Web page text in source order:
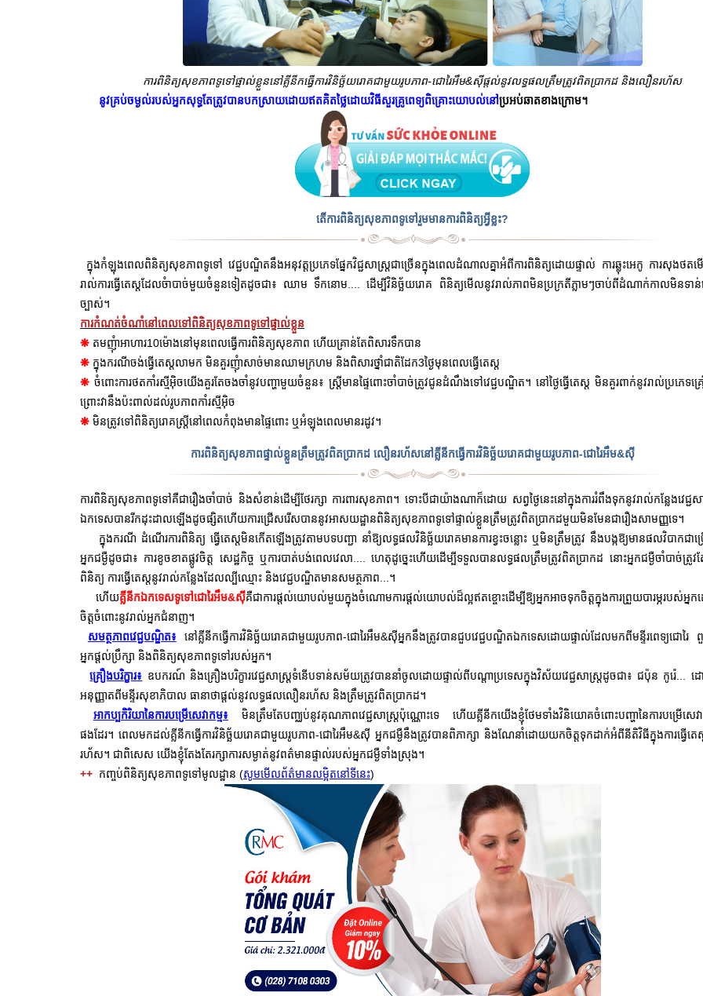
ការពិនិត្យសុខភាពទូទៅផ្ទាល់ខ្លួននៅគ្លីនីកធ្វើការវិនិច្ឆ័យរោគជាមួយរូបភាព-ជោរៃអឹម&ស៊ីផ្តល់នូវលទ្ធផលត្រឹមត្រូវពិតប្រាកដ និងលឿនរហ័ស
នូវគ្រប់ចម្ងល់របស់អ្នកសុទ្ធតែត្រូវបានបកស្រាយដោយឥតគិតថ្លៃដោយវិធីសួរគ្រូពេទ្យពិគ្រោះយោបល់នៅប្រអប់ឆាតខាងក្រោម។
​តើការពិនិត្យសុខភាពទូទៅរួមមានការពិនិត្យអ្វីខ្លះ?
ក្នុងកំឡុងពេលពិនិត្យសុខភាពទូទៅ វេជ្ជបណ្ឌិតនឹងអនុវត្តប្រភេទផ្នែកវិជ្ជសាស្រ្តជាច្រើនក្នុងពេលដំណាលគ្នាអំពីការពិនិត្យដោយផ្ទាល់ ការឆ្លុះអេកូ ការសុងថត
រាល់ការធ្វើតេស្តដែលចំាបាច់មួយចំនួនទៀតដូចជា៖ ឈាម ទឹកនោម.... ដើម្បីវិនិច្ឆ័យរោគ ពិនិត្យមើលនូវរាល់ភាពមិនប្រក្រតីភ្លាមៗចាប់ពីដំណាក់កាលមិនទ
ច្បាស់។
ការកំណត់ចំណាំនៅពេលទៅពិនិត្យសុខភាពទូទៅផ្ទាល់ខ្លួន
❋ តមញំុាអាហារ10ម៉ោងនៅមុនពេលធ្វើការពិនិត្យសុខភាព ហើយគ្រាន់តែពិសារទឹកបាន
❋ ក្នុងករណីចង់ធ្វើតេស្តលាមក មិនគួរញំុាសាច់មានឈាមក្រហម និងពិសារថ្នាំជាតិដែក3ថ្ងៃមុនពេលធ្វើតេស្ត
❋ ចំពោះការថតកាំរស្មីអ៊ិចយើងគួរតែចងចាំនូវបញ្ហាមួយចំនួន៖ ស្រ្តីមានផ្ទៃពោះចាំបាច់ត្រូវជូនដំណឹងទៅវេជ្ជបណ្ឌិត។ នៅថ្ងៃធ្វើតេស្ត មិនគួរពាក់នូវរាល់ប្រភេទគ្រ
ព្រោះវានឹងប៉ះពាល់ដល់រូបភាពកាំរស្មីអ៊ិច
❋ មិនត្រូវទៅពិនិត្យរោគស្រ្តីនៅពេលកំពុងមានផ្ទៃពោះ ឬអំឡុងពេលមានរដូវ។
ការពិនិត្យសុខភាពផ្ទាល់ខ្លួនត្រឹមត្រូវពិតប្រាកដ លឿនរហ័សនៅគ្លីនីកធ្វើការវិនិច្ឆ័យរោគជាមួយរូបភាព-ជោរៃអឹម&ស៊ី
ការពិនិត្យសុខភាពទូទៅគឺជារឿងចាំបាច់ និងសំខាន់ដើម្បីថែរក្សា ការពារសុខភាព។ ទោះបីជាយ៉ាងណាក៏ដោយ សព្វថ្ងៃនេះនៅក្នុងការរំពឹងទុកនូវរាល់កន្លែងវេជ្ជ
ឯកទេសបានរីកដុះដាលឡើងដូចផ្សិតហើយការជ្រើសរើសបាននូវអាសយដ្ឋានពិនិត្យសុខភាពទូទៅផ្ទាល់ខ្លួនត្រឹមត្រូវពិតប្រាកដមួយមិនមែនជារឿងសាមញ្ញទេ។
ក្នុងករណី ដំណើរការពិនិត្យ ធ្វើតេស្តមិនកើតឡើងត្រូវតាមបទបញ្ជា នាំឱ្យលទ្ធផលវិនិច្ឆ័យរោគមានការខ្វះចន្លោះ ឬមិនត្រឹមត្រូវ នឹងបង្កឱ្យមានផលវិបាកជាច្
អ្នកជម្ងឺដូចជា៖ ការខូចខាតផ្លូវចិត្ត សេដ្ឋកិច្ច ឬការបាត់បង់ពេលវេលា.... ហេតុដូច្នេះហើយដើម្បីទទួលបានលទ្ធផលត្រឹមត្រូវពិតប្រាកដ នោះអ្នកជម្ងឺចាំបាច់ត្រូវតែ
ពិនិត្យ ការធ្វើតេស្តនូវរាល់កន្លែងដែលល្បីឈ្មោះ និងវេជ្ជបណ្ឌិតមានសមត្ថភាព...។
ហើយគ្លីនីកឯកទេសទូទៅជោរៃអឹម&ស៊ីគឺជាការផ្តល់យោបល់មួយក្នុងចំណោមការផ្តល់យោបល់ដ៏ល្អឥតខ្ចោះដើម្បីឱ្យអ្នកអាចទុកចិត្តក្នុងការព្រួយបារម្ភរបស់អ្ន
ចិត្តចំពោះនូវរាល់អ្នកជំនាញ។
សមត្ថភាពវេជ្ជបណ្ឌិត៖នៅគ្លីនីកធ្វើការវិនិច្ឆ័យរោគជាមួយរូបភាព-ជោរៃអឹម&ស៊ីអ្នកនឹងត្រូវបានជួបវេជ្ជបណ្ឌិតឯកទេសដោយផ្ទាល់ដែលមកពីមន្ទីរពេទ្យជោរៃ
អ្នកផ្តល់ប្រឹក្សា និងពិនិត្យសុខភាពទូទៅរបស់អ្នក។
គ្រឿងបរិក្ខារ៖ ឧបករណ៍ និងគ្រឿងបរិក្ខារវេជ្ជសាស្រ្តទំនើបទាន់សម័យត្រូវបាននាំចូលដោយផ្ទាល់ពីបណ្តាប្រទេសក្នុងវិស័យវេជ្ជសាស្ត្រដូចជា៖ ជប៉ុន កូរ៉េ... ដ
អនុញ្ញាតពីមន្ទីរសុខាភិបាល ធានាថាផ្តល់នូវលទ្ធផលលឿនរហ័ស និងត្រឹមត្រូវពិតប្រាកដ។
អាកប្បកិរិយានៃការបម្រើសេវាកម្ម៖
មិនត្រឹមតែបញ្ឈប់នូវគុណភាពវេជ្ជសាស្រ្តប៉ុណ្ណោះទេ ហើយគ្លីនីកយើងខ្ញុំថែមទាំងវិនិយោគចំពោះបញ្ហានៃការបម្រើសេវាក
ផងដែរ។ ពេលមកដល់គ្លីនីកធ្វើការវិនិច្ឆ័យរោគជាមួយរូបភាព-ជោរៃអឹម&ស៊ី អ្នកជម្ងឺនឹងត្រូវបានពិភាក្សា និងណែនាំដោយយកចិត្តទុកដាក់អំពីនីតិវិធីក្នុងការធ្វើតេ
រហ័ស។ ជាពិសេស យើងខ្ញុំតែងតែរក្សាការសម្ងាត់នូវពត៌មានផ្ទាល់របស់អ្នកជម្ងឺទាំងស្រុង។
++ កញ្ចប់ពិនិត្យសុខភាពទូទៅមូលដ្ឋាន (សូមមើលព័ត៌មានលម្អិតនៅទីនេះ)